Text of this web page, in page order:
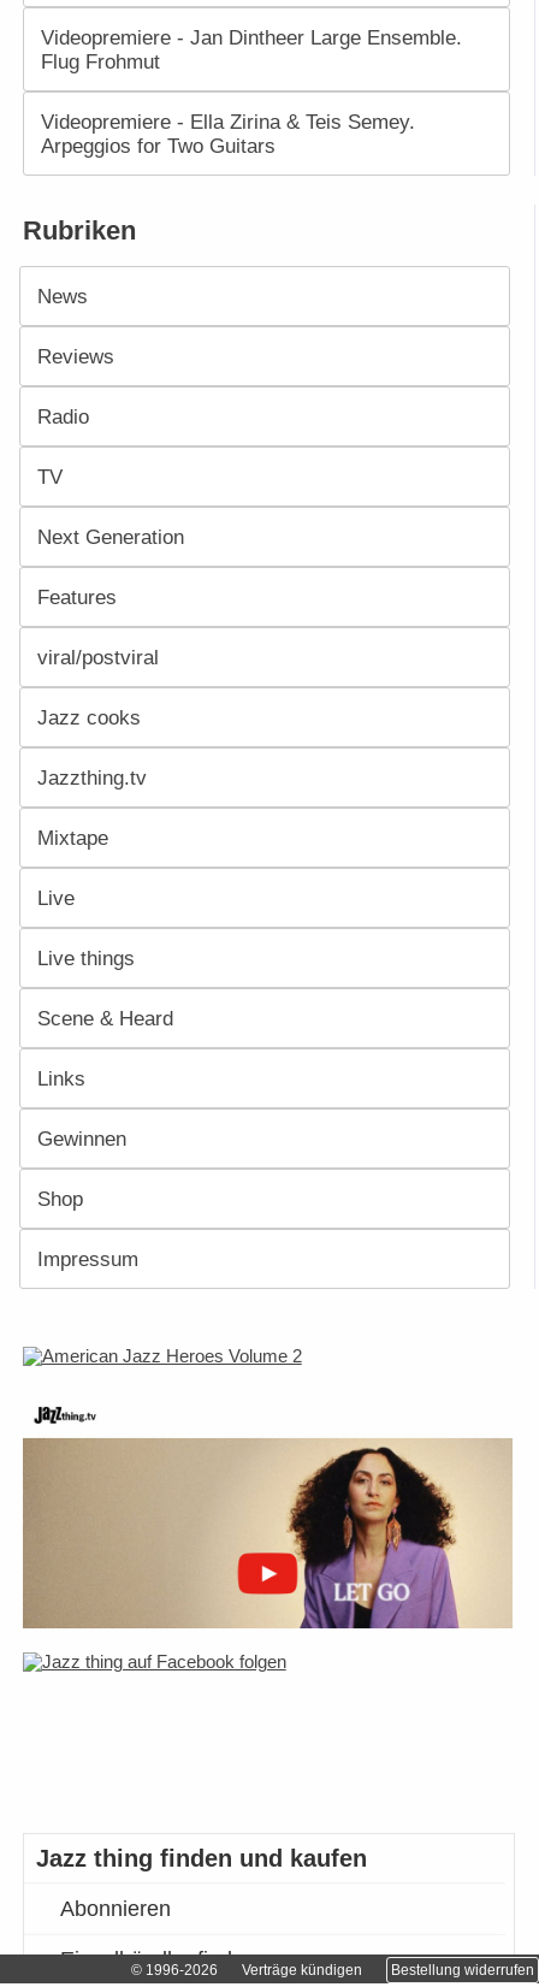
Videopremiere - Jan Dintheer Large Ensemble.
Flug Frohmut
Videopremiere - Ella Zirina & Teis Semey.
Arpeggios for Two Guitars
Rubriken
News
Reviews
Radio
TV
Next Generation
Features
viral/postviral
Jazz cooks
Jazzthing.tv
Mixtape
Live
Live things
Scene & Heard
Links
Gewinnen
Shop
Impressum
Jazz thing finden und kaufen
Abonnieren
Einzelhändler finden…
© 1996-2026 Verträge kündigen Bestellung widerrufen